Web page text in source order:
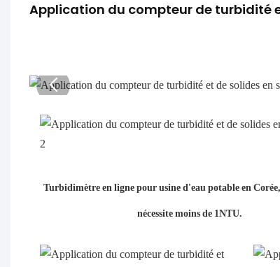
Application du compteur de turbidité
Turbidimètre en ligne pour usine d'eau potable en
nécessite moins de 1NTU.